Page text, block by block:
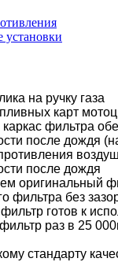
установки
на ручку газа
карт
фильтра
после дождя
после дождя
оригинальный
фильтра без
готов к
раз в 25
стандарту